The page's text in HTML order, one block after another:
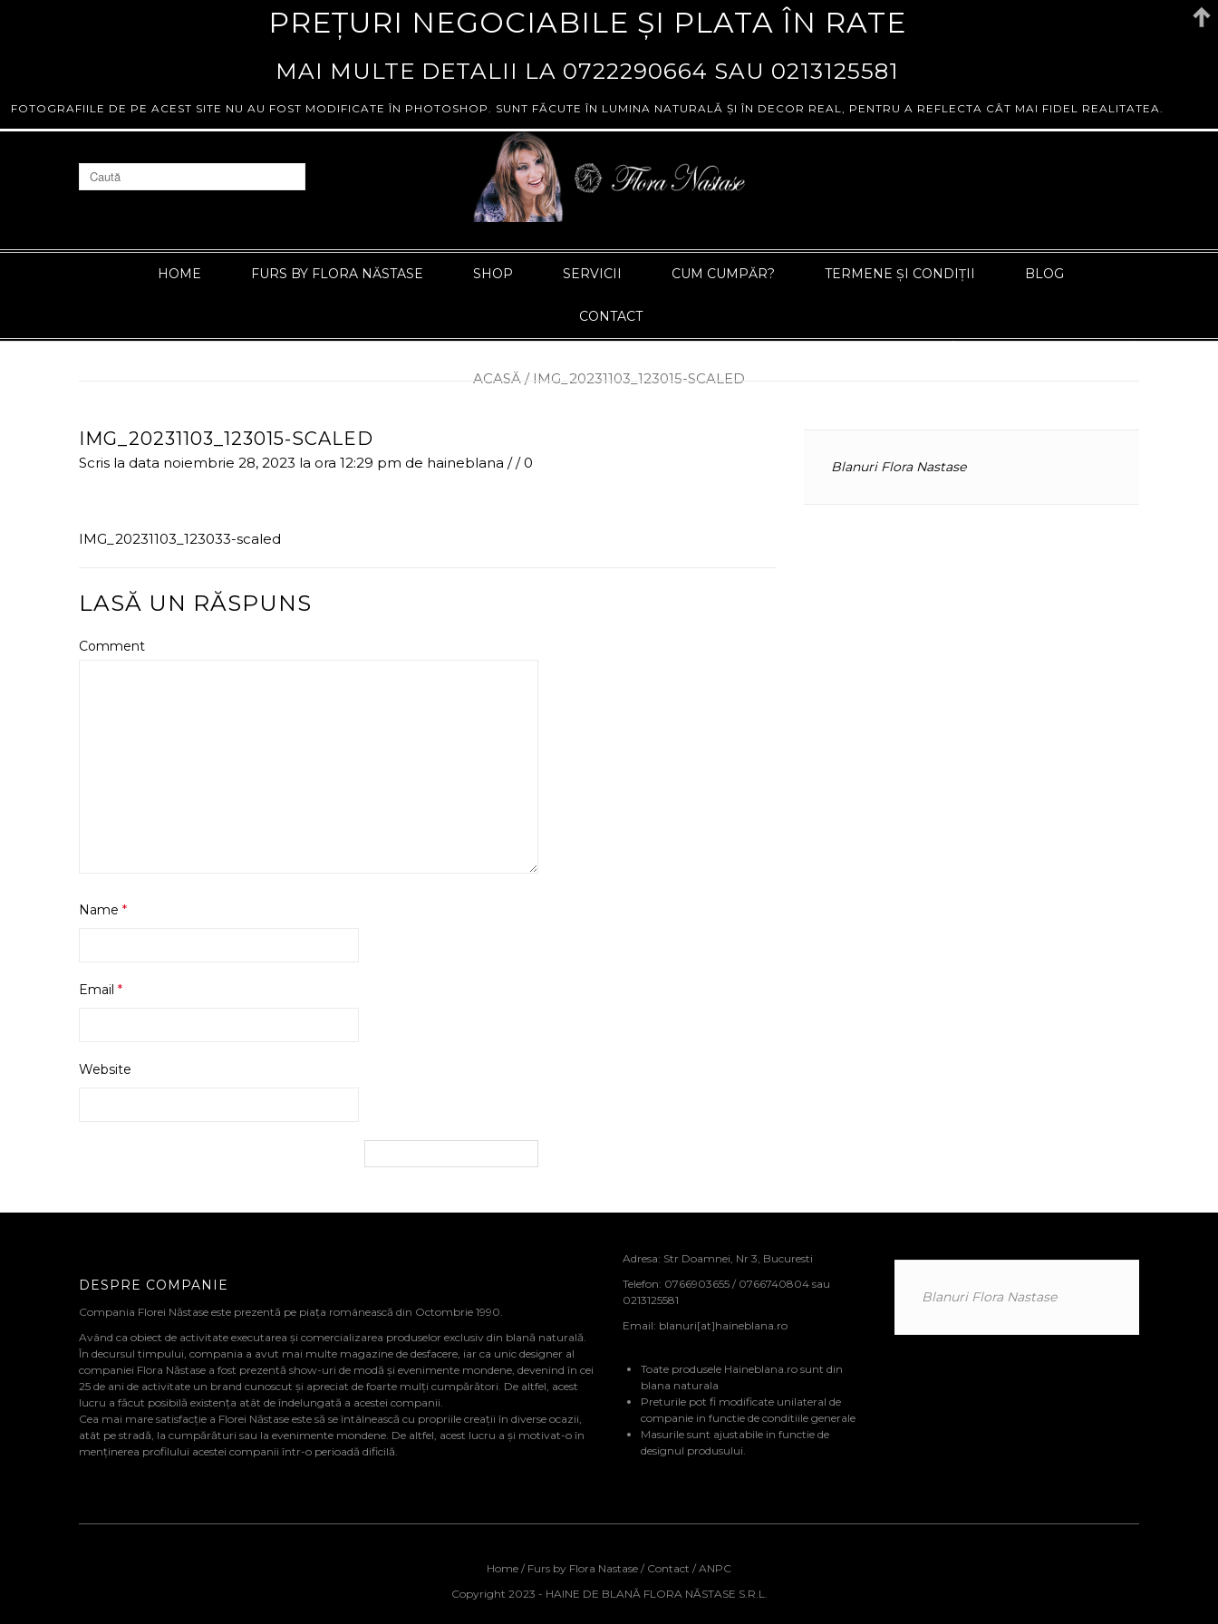
HOME FURS BY FLORA NĂSTASE SHOP SERVICII CUM CUMPĂR? TERMENE ȘI CONDIȚII BLOG
CONTACT
ACASĂ / IMG_20231103_123015-SCALED
ÎNAPOI LA PAGINA ANTERIOARĂ
IMG_20231103_123015-SCALED
Scris la data noiembrie 28, 2023 la ora 12:29 pm de haineblana //0
IMG_20231103_123033-scaled
LASĂ UN RĂSPUNS
Comment
Name *
Email *
Website
Blanuri Flora Nastase
DESPRE COMPANIE
Compania Florei Năstase este prezentă pe piața românească din Octombrie 1990.
Având ca obiect de activitate executarea și comercializarea produselor exclusiv din blană naturală.
În decursul timpului, compania a avut mai multe magazine de desfacere, iar ca unic designer al
companiei Flora Năstase a fost prezentă show-uri de modă și evenimente mondene, devenind în cei
25 de ani de activitate un brand cunoscut și apreciat de foarte mulți cumpărători. De altfel, acest
lucru a făcut posibilă existența atât de îndelungată a acestei companii.
Cea mai mare satisfacție a Florei Năstase este să se întâlnească cu propriile creații în diverse ocazii,
atât pe stradă, la cumpărături sau la evenimente mondene. De altfel, acest lucru a și motivat-o în
menținerea profilului acestei companii într-o perioadă dificilă.
Adresa: Str Doamnei, Nr 3, Bucuresti
Telefon: 0766903655 / 0766740804 sau
0213125581
Email: blanuri[at]haineblana.ro
Toate produsele Haineblana.ro sunt din
blana naturala
Preturile pot fi modificate unilateral de
companie in functie de conditiile generale
Masurile sunt ajustabile in functie de
designul produsului.
Blanuri Flora Nastase
Home / Furs by Flora Nastase / Contact / ANPC
Copyright 2023 - HAINE DE BLANĂ FLORA NĂSTASE S.R.L.
PREȚURI NEGOCIABILE ȘI PLATA ÎN RATE
MAI MULTE DETALII LA 0722290664 SAU 0213125581
FOTOGRAFIILE DE PE ACEST SITE NU AU FOST MODIFICATE ÎN PHOTOSHOP. SUNT FĂCUTE ÎN LUMINA NATURALĂ ȘI ÎN DECOR REAL, PENTRU A REFLECTA CÂT MAI FIDEL REALITATEA.